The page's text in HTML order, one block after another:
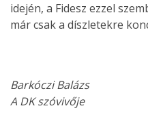
idején, a Fidesz ezzel
már csak a díszletekre
Barkóczi Balázs
A DK szóvivője